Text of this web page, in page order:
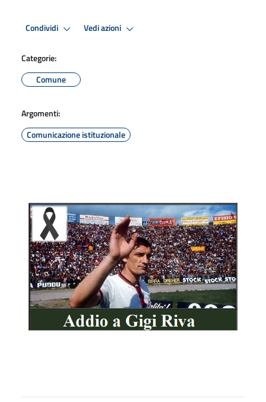
Condividi Vedi azioni
Categorie:
Comune
Argomenti:
Comunicazione istituzionale